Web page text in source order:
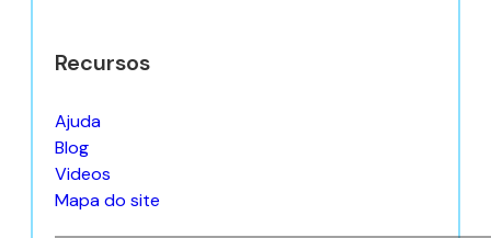
Recursos
Ajuda
Blog
Videos
Mapa do site